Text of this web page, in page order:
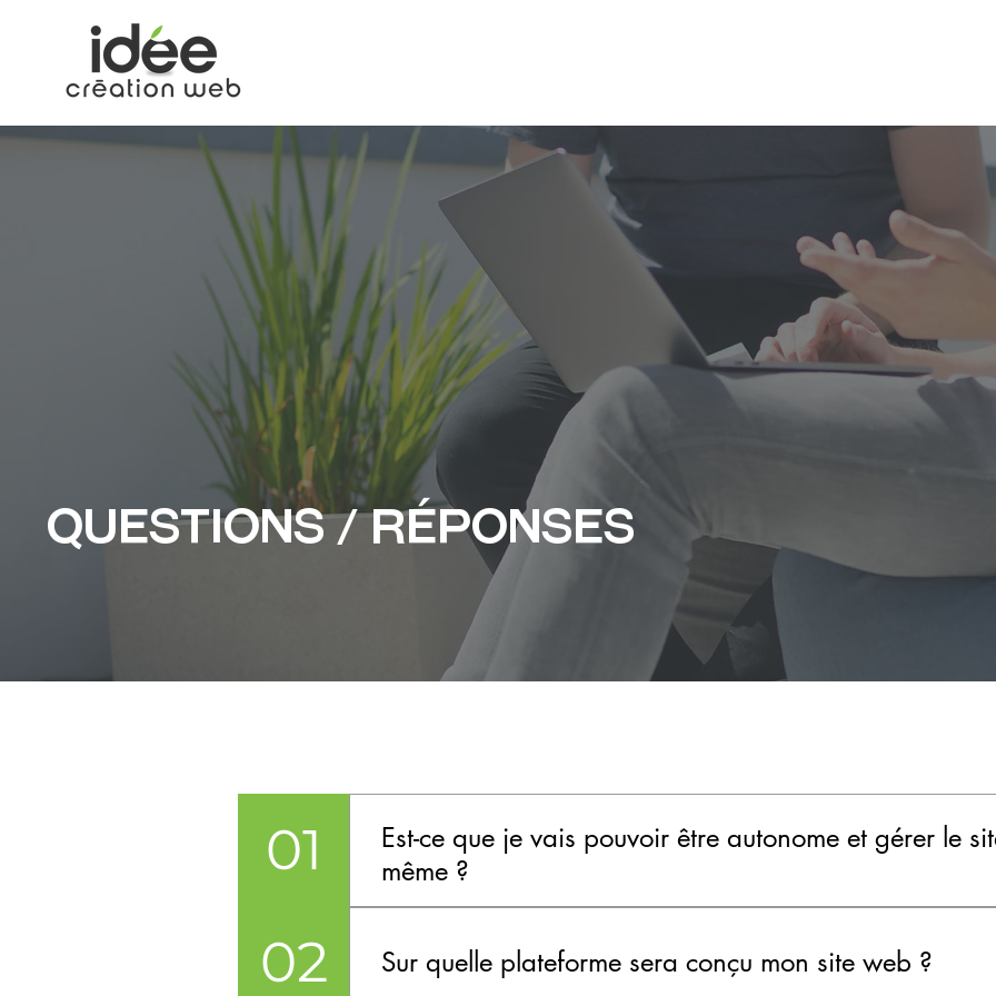
QUESTIONS / RÉPONSES
01
Est-ce que je vais pouvoir être autonome et gérer le
même ?
convivial et facile à utiliser. À la mise en ligne de votre site
donnerons accès à un tutoriel qui vous expliquera
02 Sur quelle plateforme sera conçu mon site web ?